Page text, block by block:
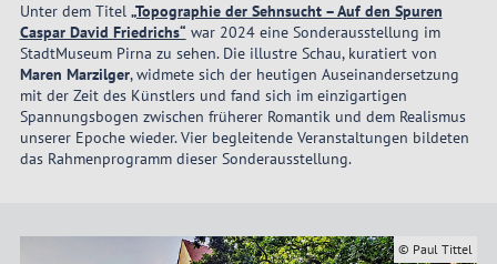
Unter dem Titel „Topographie der Sehnsucht – Auf den Spuren
Caspar David Friedrichs“ war 2024 eine Sonderausstellung im
StadtMuseum Pirna zu sehen. Die illustre Schau, kuratiert von
Maren Marzilger, widmete sich der heutigen Auseinandersetzung
mit der Zeit des Künstlers und fand sich im einzigartigen
Spannungsbogen zwischen früherer Romantik und dem Realismus
unserer Epoche wieder. Vier begleitende Veranstaltungen bildeten
das Rahmenprogramm dieser Sonderausstellung.
© Paul Tittel